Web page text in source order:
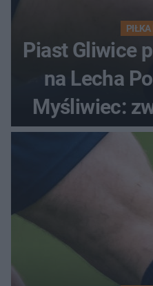
PIŁKA
Piast Gliwice
na Lecha
Myśliwiec: